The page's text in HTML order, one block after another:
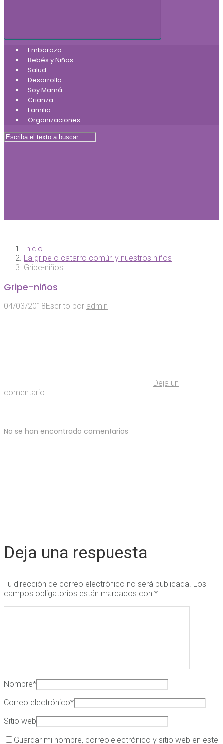
Embarazo
Bebés y Niños
Salud
Desarrollo
Soy Mamá
Crianza
Familia
Organizaciones
Inicio
La gripe o catarro común y nuestros niños
Gripe-niños
Gripe-niños
04/03/2018Escrito por admin
Deja un
comentario
No se han encontrado comentarios
Deja una respuesta
Tu dirección de correo electrónico no será publicada. Los
campos obligatorios están marcados con *
Nombre*
Correo electrónico*
Sitio web
Guardar mi nombre, correo electrónico y sitio web en este